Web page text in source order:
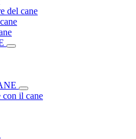
del cane
con il cane